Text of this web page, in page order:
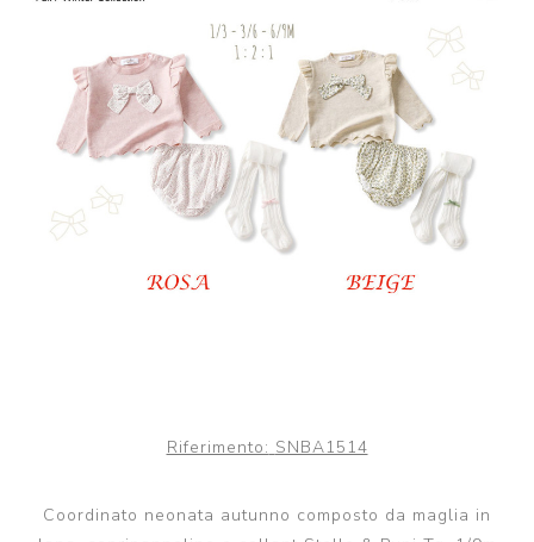
Riferimento: SNBA1514
Coordinato neonata autunno composto da maglia in